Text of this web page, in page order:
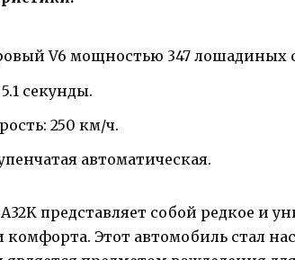
V6 мощностью 347 лошадиных
секунды.
250 км/ч.
автоматическая.
представляет собой редкое и
комфорта. Этот автомобиль стал